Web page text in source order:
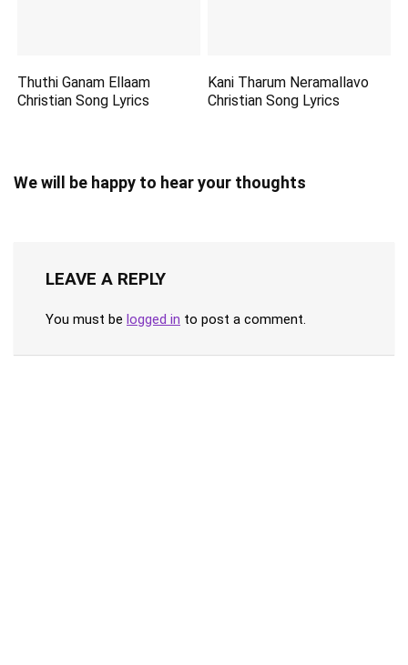
Thuthi Ganam Ellaam
Christian Song Lyrics
Kani Tharum Neramallavo
Christian Song Lyrics
We will be happy to hear your thoughts
LEAVE A REPLY
You must be logged in to post a comment.